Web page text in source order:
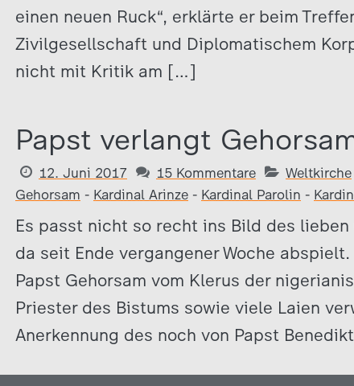
einen neuen Ruck“, erklärte er beim
Zivilgesellschaft und Diplomatischem
nicht mit Kritik am […]
Papst verlangt
12. Juni 2017 15 Kommentare Weltkirche
Gehorsam - Kardinal Arinze - Kardinal Parolin -
Es passt nicht so recht ins Bild des
da seit Ende vergangener Woche
Papst Gehorsam vom Klerus der
Priester des Bistums sowie viele Laien
Anerkennung des noch von Papst